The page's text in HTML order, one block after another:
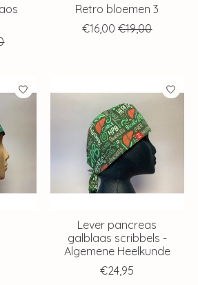
Retro bloemen 3
€16,00 €19,00
Lever pancreas
galblaas scribbels -
Algemene Heelkunde
€24,95